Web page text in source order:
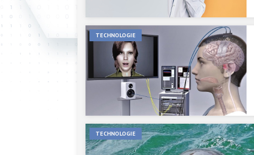
TECHNOLOGIE
TECHNOLOGIE